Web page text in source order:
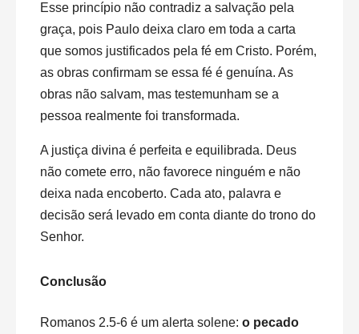
Esse princípio não contradiz a salvação pela
graça, pois Paulo deixa claro em toda a carta
que somos justificados pela fé em Cristo. Porém,
as obras confirmam se essa fé é genuína. As
obras não salvam, mas testemunham se a
pessoa realmente foi transformada.
A justiça divina é perfeita e equilibrada. Deus
não comete erro, não favorece ninguém e não
deixa nada encoberto. Cada ato, palavra e
decisão será levado em conta diante do trono do
Senhor.
Conclusão
Romanos 2.5-6 é um alerta solene: o pecado